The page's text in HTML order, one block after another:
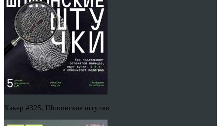
Хакер #325. Шпионские штучки